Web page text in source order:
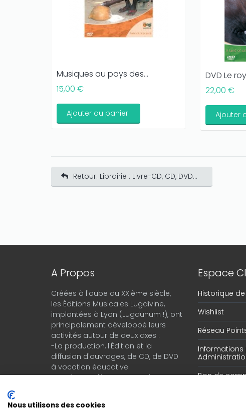
Musiques au pays des...
15,00 €
Ajouter au panier
DVD Le
22,00 €
Ajouter
Retour: Librairie : Livre-CD, CD, DVD...
A Propos
Créées à l'aube du XXIème siècle,
les Éditions Musicales Lugdivine,
implantées à Lyon (Lugdunum !), ont
principalement développé leurs
activités autour de deux axes :
-La production, l'Édition et la
diffusion d'ouvrages, de CD, de DVD
à vocation éducative
-Le négoce d'instruments de
Espace
Historique
Wishlist
Réseau
Informations
Bon de
Nous utilisons des cookies